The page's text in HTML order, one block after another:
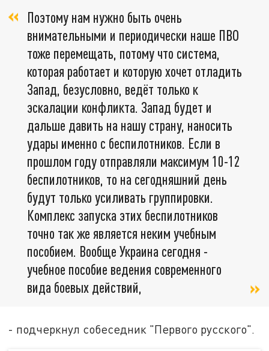
Поэтому нам нужно быть очень
внимательными и периодически наше ПВО
тоже перемещать, потому что система,
которая работает и которую хочет отладить
Запад, безусловно, ведёт только к
эскалации конфликта. Запад будет и
дальше давить на нашу страну, наносить
удары именно с беспилотников. Если в
прошлом году отправляли максимум 10-12
беспилотников, то на сегодняшний день
будут только усиливать группировки.
Комплекс запуска этих беспилотников
точно так же является неким учебным
пособием. Вообще Украина сегодня -
учебное пособие ведения современного
вида боевых действий,
- подчеркнул собеседник "Первого русского".